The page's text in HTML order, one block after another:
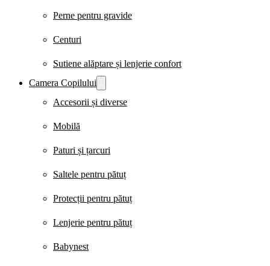
Perne pentru gravide
Centuri
Sutiene alăptare și lenjerie confort
Camera Copilului
Accesorii și diverse
Mobilă
Paturi și țarcuri
Saltele pentru pătuț
Protecții pentru pătuț
Lenjerie pentru pătuț
Babynest